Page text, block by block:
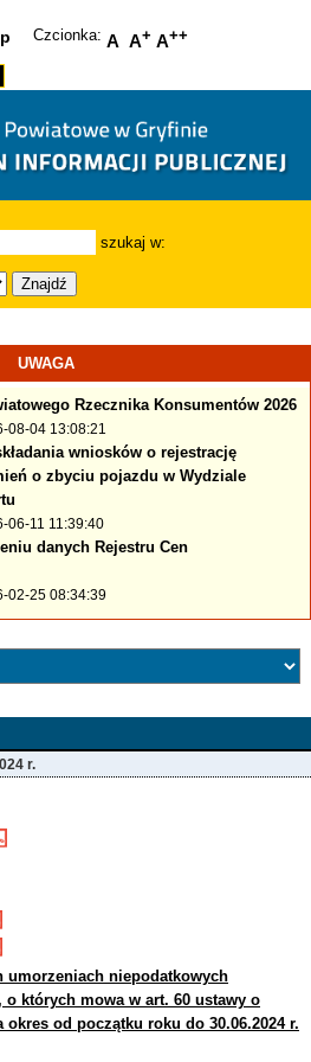
Czcionka: A A+ A++
szukaj w:
Znajdź
UWAGA
Rzecznika Konsumentów 2026
08-04 13:08:21
wniosków o rejestrację
o zbyciu pojazdu w Wydziale
06-11 11:39:40
danych Rejestru Cen
02-25 08:34:39
r.
niepodatkowych
których mowa w art. 60 ustawy o
od początku roku do 30.06.2024 r.